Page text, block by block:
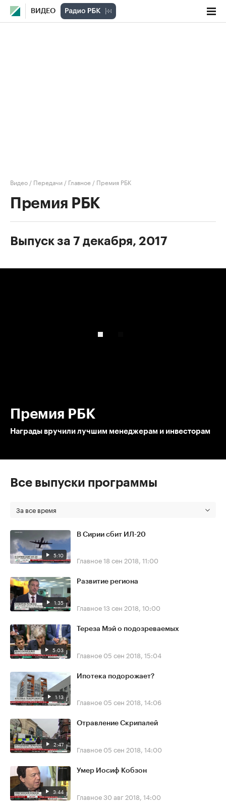
ВИДЕО
Видео / Передачи / Главное / Премия РБК
Премия РБК
Выпуск за 7 декабря, 2017
Премия РБК
Награды вручили лучшим менеджерам и инвесторам
Все выпуски программы
За все время
5:10
В Сирии сбит ИЛ-20
Главное18 сен 2018, 11:00
1:35
Развитие региона
Главное13 сен 2018, 10:00
5:03
Тереза Мэй о подозреваемых
Главное 05 сен 2018, 15:04
1:13
Ипотека подорожает?
Главное 05 сен 2018, 14:06
2:47
Отравление Скрипалей
Главное 05 сен 2018, 14:00
3:44
Умер Иосиф Кобзон
Главное30 авг 2018, 14:00